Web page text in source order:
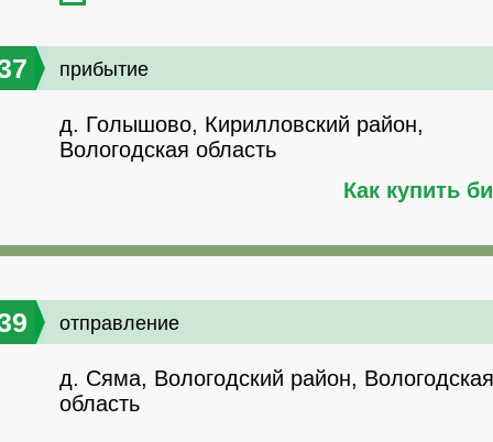
прибытие
д. Голышово, Кирилловский район,
Вологодская область
Как купить
отправление
д. Сяма, Вологодский район, Вологодская
область